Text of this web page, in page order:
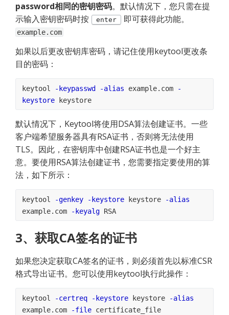
password相同的密钥密码。默认情况下，您只需在提
示输入密钥密码时按
enter 即可获得此功能。
example.com
如果以后更改密钥库密码，请记住使用keytool更改条
目的密码：
keytool -keypasswd -alias example.com
-
keystore keystore
默认情况下，Keytool将使用DSA算法创建证书。一些
客户端希望服务器具有RSA证书，否则将无法使用
TLS。因此，在密钥库中创建RSA证书也是一个好主
意。要使用RSA算法创建证书，您需要指定要使用的算
法，如下所示：
keytool -genkey -keystore keystore
-alias
example.com
-keyalg RSA
3、获取CA签名的证书
如果您决定获取CA签名的证书，则必须首先以标准CSR
格式导出证书。您可以使用keytool执行此操作：
keytool -certreq -keystore keystore
-alias
example.com
-file certificate_file